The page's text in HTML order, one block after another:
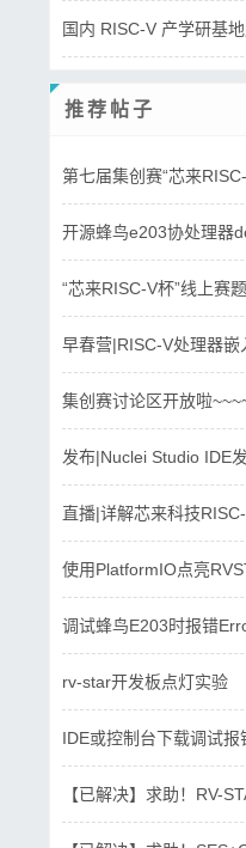
国内 RISC-V 产学研基
推荐帖子
第七届集创赛“芯来
开源蜂鸟e203协处理器
“芯来RISC-V杯”线上赛
早春营|RISC-V处理器嵌
集创赛讨论区开放啦
发布|Nuclei Studio IDE
直播|详解芯来科技
使用PlatformIO点亮
调试蜂鸟E203时报错
rv-star开发板点灯实验
IDE或控制台下载调试报
【已解决】求助！RV-